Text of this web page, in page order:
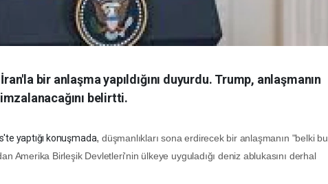
bir anlaşma yapıldığını duyurdu. Trump, anlaşmanın
belirtti.
yaptığı konuşmada, düşmanlıkları sona erdirecek bir anlaşmanın "belki bu
Amerika Birleşik Devletleri'nin ülkeye uyguladığı deniz ablukasını derhal